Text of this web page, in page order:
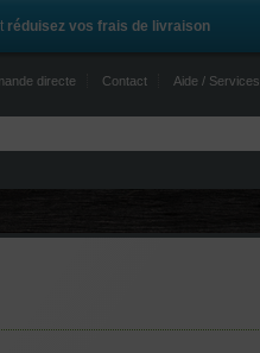
réduisez vos frais de livraison
directe Contact Aide / Services